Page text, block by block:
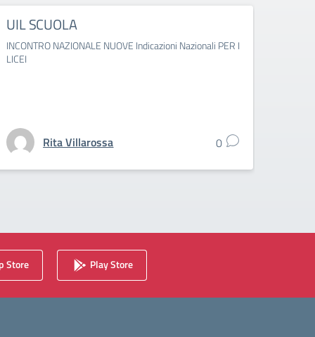
UIL SCUOLA
INCONTRO NAZIONALE NUOVE Indicazioni Nazionali PER I
LICEI
Rita Villarossa 0
Store Play Store